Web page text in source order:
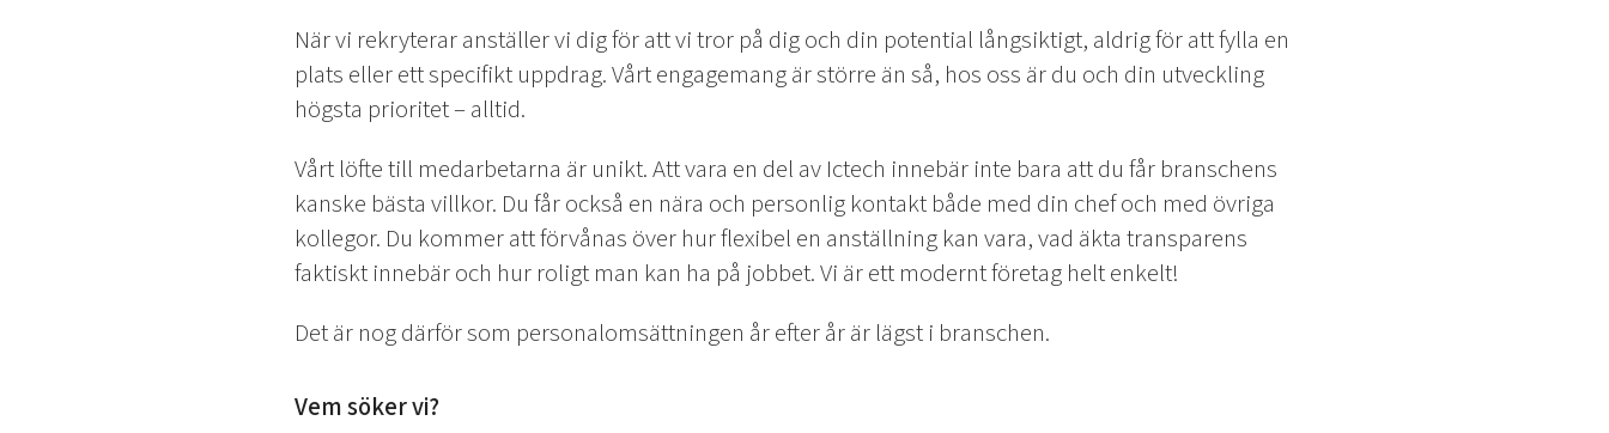
När vi rekryterar anställer vi dig för att vi tror på dig och din potential långsiktigt, aldrig för att fylla en
plats eller ett specifikt uppdrag. Vårt engagemang är större än så, hos oss är du och din utveckling
högsta prioritet – alltid.
Vårt löfte till medarbetarna är unikt. Att vara en del av Ictech innebär inte bara att du får branschens
kanske bästa villkor. Du får också en nära och personlig kontakt både med din chef och med övriga
kollegor. Du kommer att förvånas över hur flexibel en anställning kan vara, vad äkta transparens
faktiskt innebär och hur roligt man kan ha på jobbet. Vi är ett modernt företag helt enkelt!
Det är nog därför som personalomsättningen år efter år är lägst i branschen.
Vem söker vi?